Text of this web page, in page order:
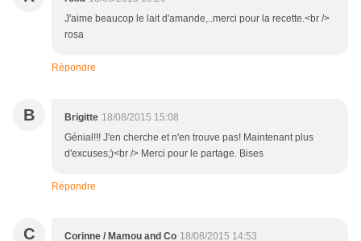
J'aime beaucop le lait d'amande,..merci pour la recette.<br />
rosa
Répondre
B Brigitte 18/08/2015 15:08
Génial!!! J'en cherche et n'en trouve pas! Maintenant plus
d'excuses;)<br /> Merci pour le partage. Bises
Répondre
C Corinne / Mamou and Co 18/08/2015 14:53